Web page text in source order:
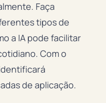
Faça
tipos de
a IA pode facilitar
Com o
de aplicação.